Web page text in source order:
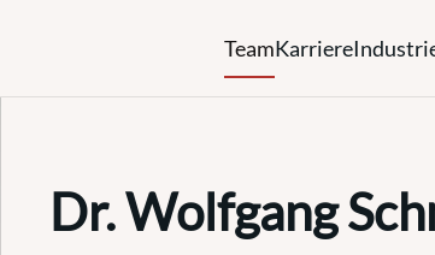
TeamKarriere
Dr. Wolfgang